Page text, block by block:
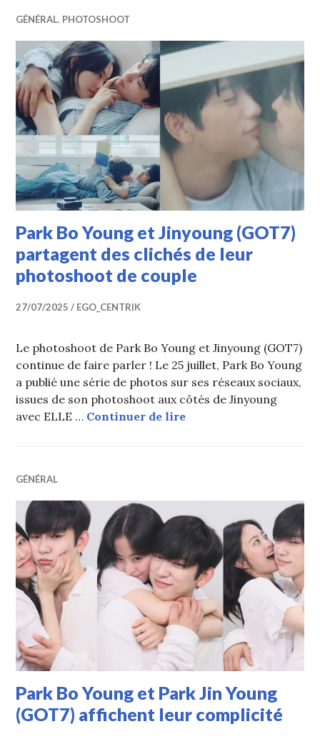
GÉNÉRAL, PHOTOSHOOT
Park Bo Young et Jinyoung (GOT7)
partagent des clichés de leur
photoshoot de couple
27/07/2025 EGO_CENTRIK
Le photoshoot de Park Bo Young et Jinyoung (GOT7)
continue de faire parler ! Le 25 juillet, Park Bo Young
a publié une série de photos sur ses réseaux sociaux,
issues de son photoshoot aux côtés de Jinyoung
avec ELLE … Continuer de lirePark Bo Young et
GÉNÉRAL
Park Bo Young et Park Jin Young
(GOT7) affichent leur complicité